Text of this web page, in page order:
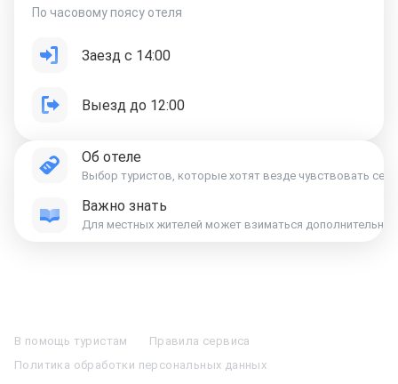
По часовому поясу отеля
Заезд с 14:00
Выезд до 12:00
Об отеле
Выбор туристов, которые хотят везде чувствовать
Важно знать
Для местных жителей может взиматься
Отели в КазаниОтели в Нижнем Новгороде
Отель ПрезидентОтель Рэдиссон в СочиГостиница в Калининграде
В помощь туристам
Правила сервиса
Политика обработки персональных данных